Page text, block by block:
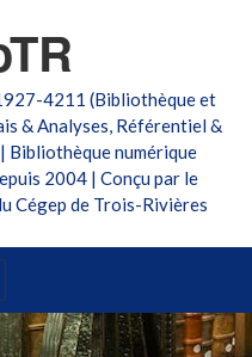
4211 (Bibliothèque et
& Analyses, Référentiel &
Bibliothèque numérique
2004 | Conçu par le
Cégep de Trois-Rivières